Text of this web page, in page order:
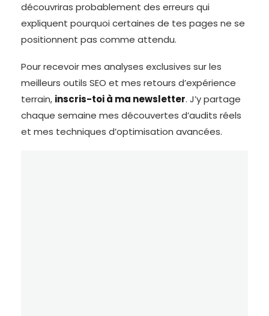
découvriras probablement des erreurs qui
expliquent pourquoi certaines de tes pages ne se
positionnent pas comme attendu.
Pour recevoir mes analyses exclusives sur les
meilleurs outils SEO et mes retours d’expérience
terrain, inscris-toi à ma newsletter. J’y partage
chaque semaine mes découvertes d’audits réels
et mes techniques d’optimisation avancées.